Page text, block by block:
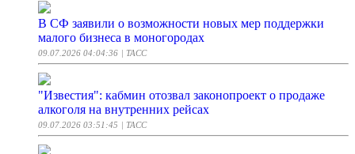
В СФ заявили о возможности новых мер поддержки
малого бизнеса в моногородах
09.07.2026 04:04:36 | ТАСС
"Известия": кабмин отозвал законопроект о продаже
алкоголя на внутренних рейсах
09.07.2026 03:51:45 | ТАСС